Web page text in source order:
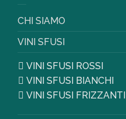
CHI SIAMO
VINI SFUSI
VINI SFUSI ROSSI
VINI SFUSI BIANCHI
VINI SFUSI FRIZZANTI